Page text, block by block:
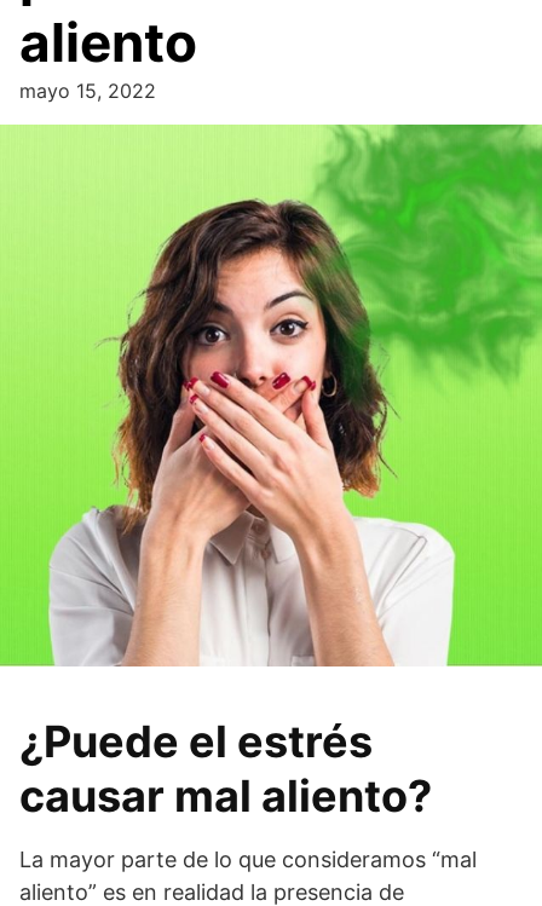
aliento
mayo 15, 2022
¿Puede el estrés
causar mal aliento?
La mayor parte de lo que consideramos “mal
aliento” es en realidad la presencia de